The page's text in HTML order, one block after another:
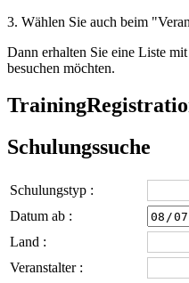
3. Wählen Sie auch beim
Dann erhalten Sie eine Liste
besuchen möchten.
Schulungssuche
Schulungstyp :
Datum ab :
Land :
Veranstalter :